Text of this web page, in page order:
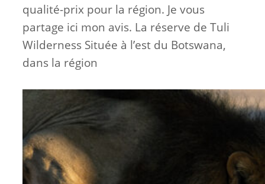
qualité-prix pour la région. Je vous
partage ici mon avis. La réserve de Tuli
Wilderness Située à l’est du Botswana,
dans la région